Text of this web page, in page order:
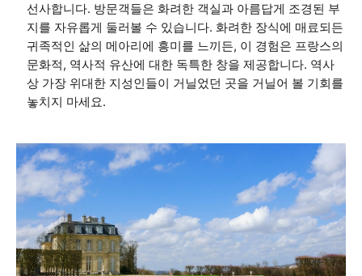
선사합니다. 방문객들은 화려한 객실과 아름답게 조경된 부
지를 자유롭게 둘러볼 수 있습니다. 화려한 장식에 매료되든
귀족적인 삶의 메아리에 흥미를 느끼든, 이 경험은 프랑스의
문화적, 역사적 유산에 대한 독특한 창을 제공합니다. 역사
상 가장 위대한 지성인들이 거닐었던 곳을 거닐어 볼 기회를
놓치지 마세요.